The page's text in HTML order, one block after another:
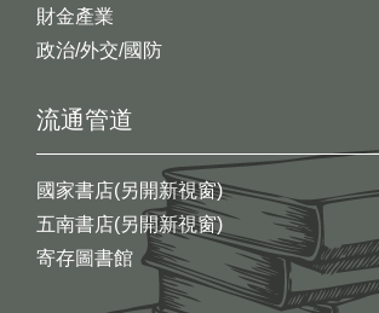
財金產業
政治/外交/國防
流通管道
國家書店(另開新視窗)
五南書店(另開新視窗)
寄存圖書館